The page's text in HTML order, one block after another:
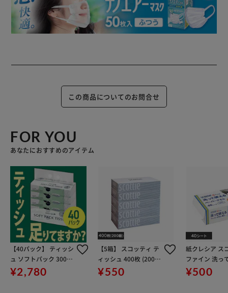
この商品についてのお問合せ
FOR YOU
あなたにおすすめのアイテム
【40パック】 ティッシ
ュ ソフトパック 300枚
(150組) 5パック×8個
¥2,780
【5箱】 スコッティ テ
ィッシュ 400枚 (200
組) 5箱 日本製紙クレシ
¥550
紙クレシア ス
ファイン 洗っ
ペーパータオ
¥500